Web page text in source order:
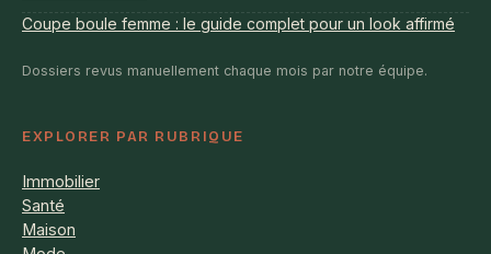
Coupe boule femme : le guide complet pour un look affirmé
Dossiers revus manuellement chaque mois par notre équipe.
EXPLORER PAR RUBRIQUE
Immobilier
Santé
Maison